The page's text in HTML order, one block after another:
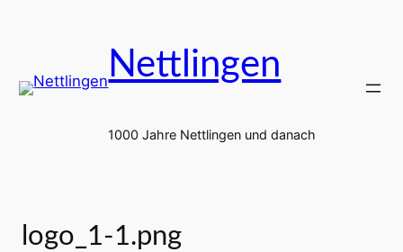
Nettlingen
1000 Jahre Nettlingen und danach
logo_1-1.png